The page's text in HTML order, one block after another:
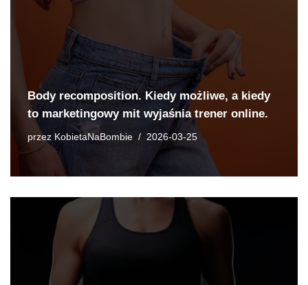
Body recomposition. Kiedy możliwe, a kiedy
to marketingowy mit wyjaśnia trener online.
przez KobietaNaBombie 2026-03-25